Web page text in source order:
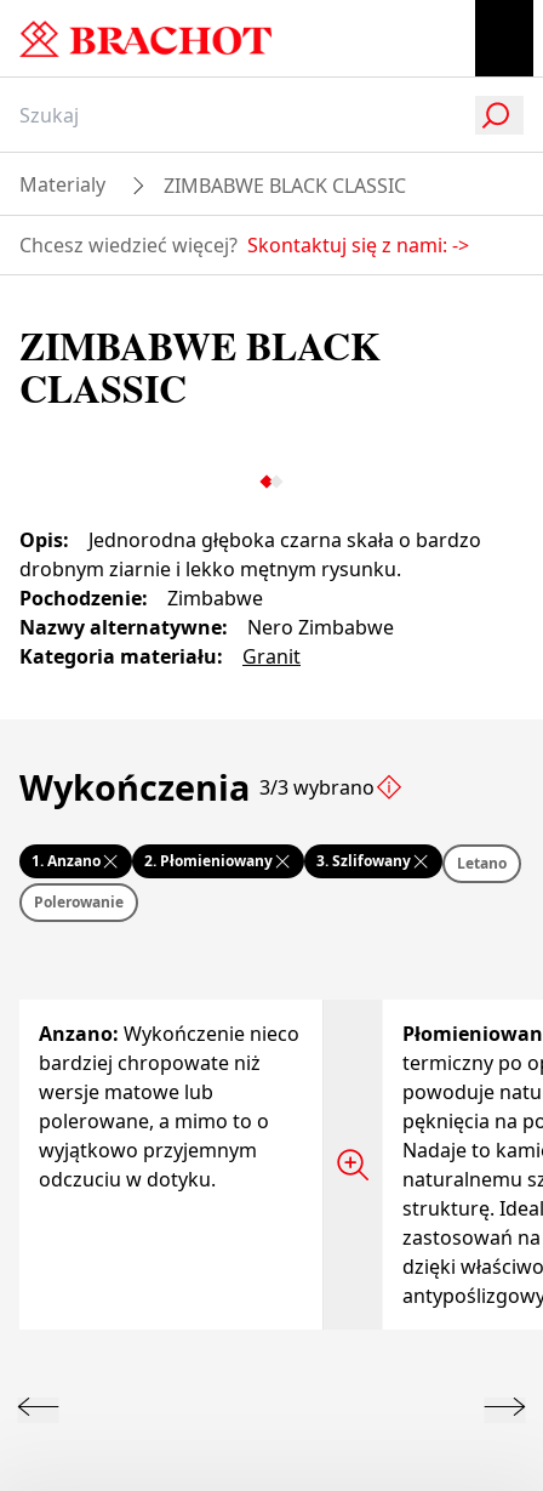
Materialy ZIMBABWE BLACK CLASSIC
Chcesz wiedzieć więcej? Skontaktuj się z nami: ->
ZIMBABWE BLACK
CLASSIC
Opis:
Jednorodna głęboka czarna skała o bardzo
drobnym ziarnie i lekko mętnym rysunku.
Pochodzenie:
Zimbabwe
Nazwy alternatywne:
Nero Zimbabwe
Kategoria materiału: Granit
Wykończenia 3/3 wybrano
1.Anzano 2. Płomieniowany 3.Szlifowany
Letano
Polerowanie
Anzano: Wykończenie nieco
bardziej chropowate niż
wersje matowe lub
polerowane, a mimo to o
wyjątkowo przyjemnym
odczuciu w dotyku.
termiczny po
powoduje
pęknięcia na
Nadaje to
naturalnemu
strukturę.
zastosowań
dzięki